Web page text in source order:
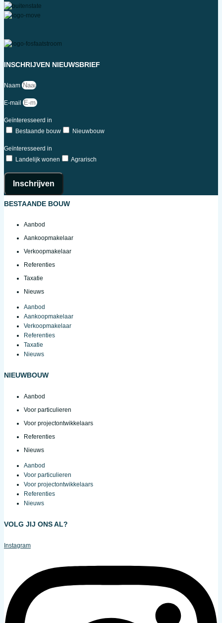
INSCHRIJVEN NIEUWSBRIEF
Naam
E-mail
Geïnteresseerd in
Bestaande bouw
Nieuwbouw
Geïnteresseerd in
Landelijk wonen
Agrarisch
Inschrijven
BESTAANDE BOUW
Aanbod
Aankoopmakelaar
Verkoopmakelaar
Referenties
Taxatie
Nieuws
Aanbod
Aankoopmakelaar
Verkoopmakelaar
Referenties
Taxatie
Nieuws
NIEUWBOUW
Aanbod
Voor particulieren
Voor projectontwikkelaars
Referenties
Nieuws
Aanbod
Voor particulieren
Voor projectontwikkelaars
Referenties
Nieuws
VOLG JIJ ONS AL?
Instagram